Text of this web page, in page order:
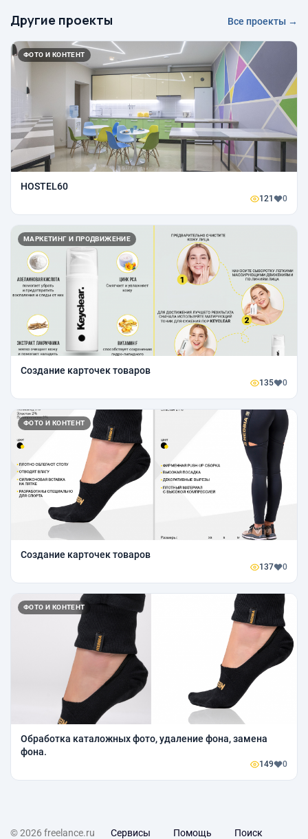
Другие проекты Все проекты →
ФОТО И КОНТЕНТ
HOSTEL60
121 0
МАРКЕТИНГ И ПРОДВИЖЕНИЕ
Создание карточек товаров
135 0
ФОТО И КОНТЕНТ
Создание карточек товаров
137 0
ФОТО И КОНТЕНТ
Обработка каталожных фото, удаление фона, замена
фона.
149 0
© 2026 freelance.ru Сервисы Помощь Поиск